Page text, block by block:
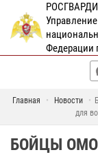
Федерации
Главная Новости
для
БОЙЦЫ